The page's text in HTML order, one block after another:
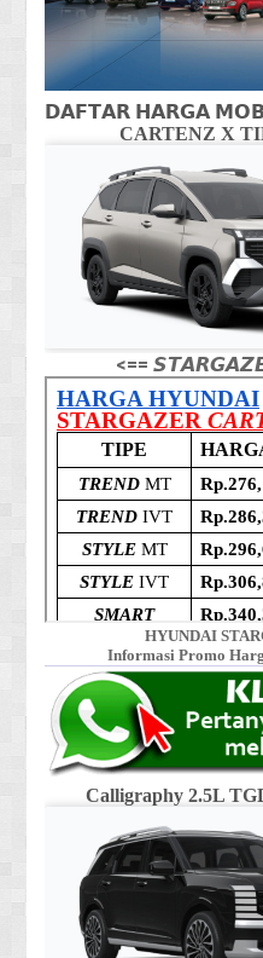
𝗗𝗔𝗙𝗧𝗔𝗥 𝗛𝗔𝗥𝗚𝗔
CARTENZ X
<==
HYUNDAI
Informasi Promo
Calligraphy 2.5L